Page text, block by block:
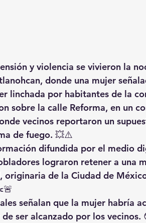
y violencia se vivieron la
donde una mujer
linchada por habitantes de la
sobre la calle Reforma, en un
vecinos reportaron un
de fuego. 💥⚠️
difundida por el medio
lograron retener a una
originaria de la Ciudad de
señalan que la mujer habría
ser alcanzado por los vecinos.